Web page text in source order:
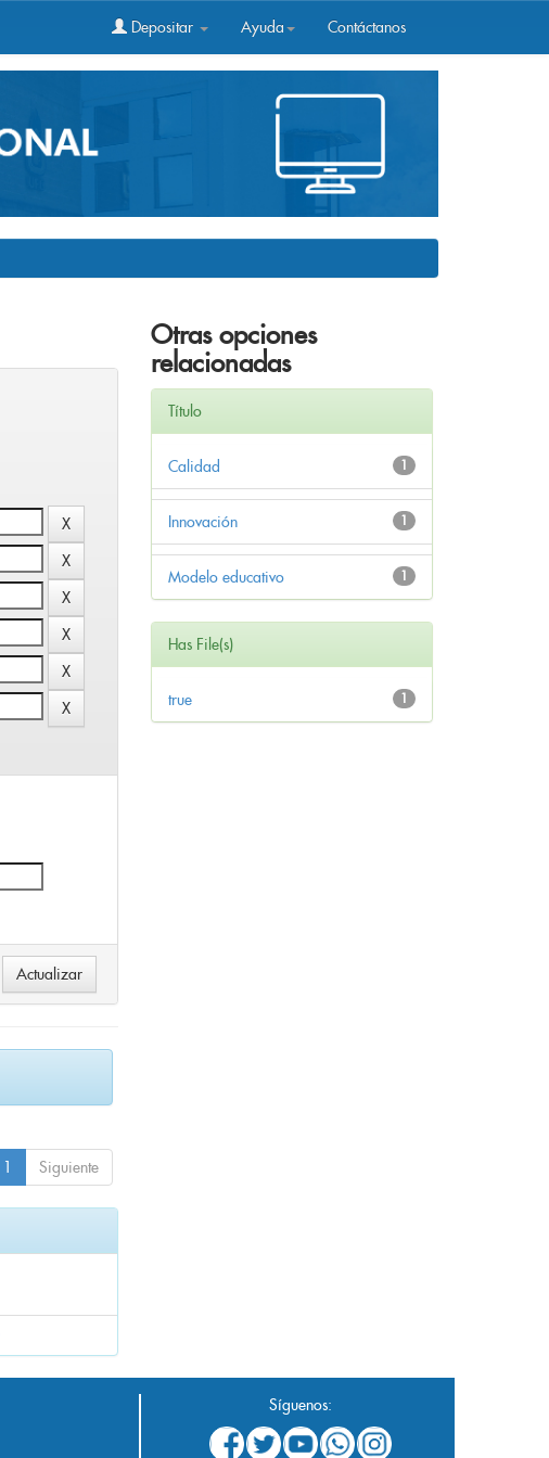
Depositar Ayuda Contáctanos
1 Siguiente
Otras opciones
relacionadas
Título
1
Calidad
1
Innovación
1
Modelo educativo
Has File(s)
1
true
Síguenos: